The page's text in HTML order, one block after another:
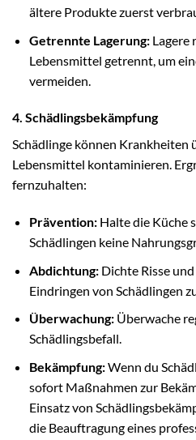
ältere Produkte zuerst
Getrennte Lagerung:Lagere
Lebensmittel getrennt, um
vermeiden.
4. Schädlingsbekämpfung
Schädlinge können Krankheiten
Lebensmittel kontaminieren.
fernzuhalten:
Prävention:Halte die Küche
Schädlingen keine
Abdichtung:Dichte Risse und
Eindringen von Schädlingen
Überwachung:Überwache
Schädlingsbefall.
Bekämpfung:Wenn du
sofort Maßnahmen zur
Einsatz von
die Beauftragung eines